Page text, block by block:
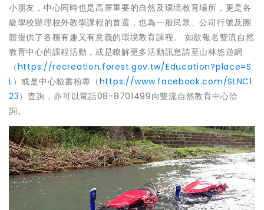
小朋友，中心同時也是高屏重要的自然及環境教育場所，更是各
級學校辦理校外教學課程的首選，也為一般民眾、公司行號及團
體提供了各種有趣又有意義的環境教育課程。 如欲報名雙流自然
教育中心的課程活動，或是瞭解更多活動訊息請至山林悠遊網
（https://recreation.forest.gov.tw/Education?place=S
L）或是中心臉書粉專（https://www.facebook.com/SLNC1
23）查詢，亦可以電話08-8701499向雙流自然教育中心洽
詢。